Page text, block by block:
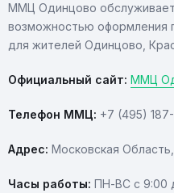
ММЦ Одинцово обслуживает
возможностью оформления
для жителей Одинцово,
Официальный сайт: ММЦ
Телефон ММЦ: +7 (495)
Адрес: Московская
Часы работы: ПН-ВС с 9:00